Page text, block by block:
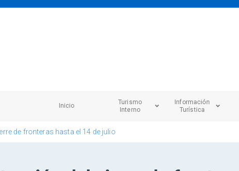
Inicio
Turismo
Interno
Información
Turística
de fronteras hasta el 14 de julio